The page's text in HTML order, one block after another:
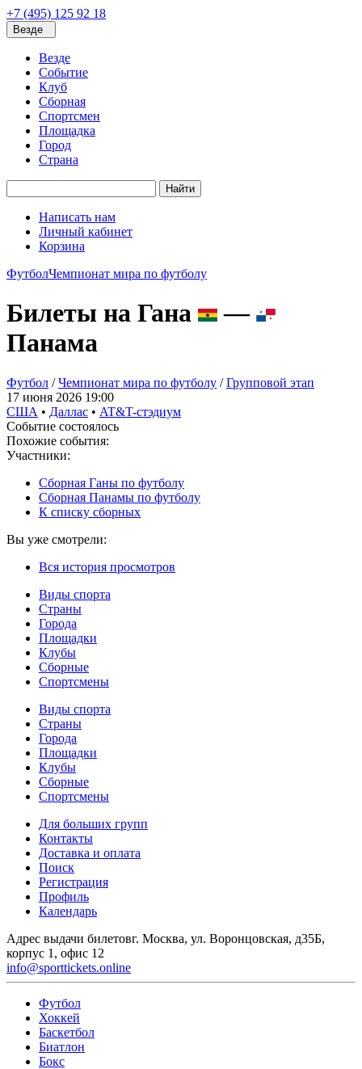
+7 (495) 125 92 18
Везде
Везде
Событие
Клуб
Сборная
Спортсмен
Площадка
Город
Страна
Найти
Написать нам
Личный кабинет
Корзина
ФутболЧемпионат мира по футболу
Билеты на Гана
—
Панама
Футбол /Чемпионат мира по футболу /Групповой этап
17 июня 2026 19:00
США • Даллас • AT&T-стэдиум
Событие состоялось
Похожие события:
Участники:
Сборная Ганы по футболу
Сборная Панамы по футболу
К списку сборных
Вы уже смотрели:
Вся история просмотров
Виды спорта
Страны
Города
Площадки
Клубы
Сборные
Спортсмены
Виды спорта
Страны
Города
Площадки
Клубы
Сборные
Спортсмены
Для больших групп
Контакты
Доставка и оплата
Поиск
Регистрация
Профиль
Календарь
Адрес выдачи билетовг. Москва, ул. Воронцовская, д35Б,
корпус 1, офис 12
info@sporttickets.online
Футбол
Хоккей
Баскетбол
Биатлон
Бокс